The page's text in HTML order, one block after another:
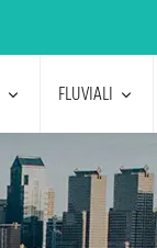
FLUVIALI